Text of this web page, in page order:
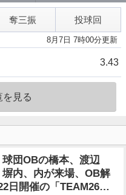
奪三振 投球回
8月7日 7時00分更新
3.43
を見る
球団OBの橋本、渡辺
内、内が来場、OB解
日開催の「TEAM26デ